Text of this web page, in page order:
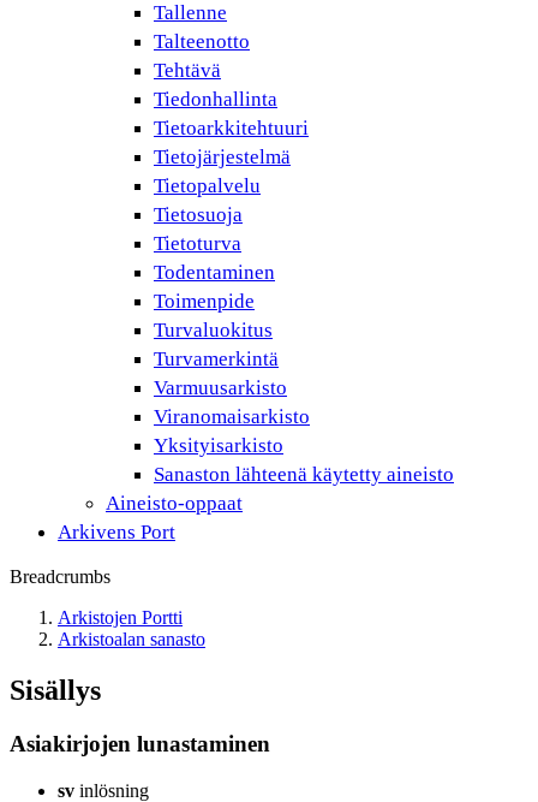
Tallenne
Talteenotto
Tehtävä
Tiedonhallinta
Tietoarkkitehtuuri
Tietojärjestelmä
Tietopalvelu
Tietosuoja
Tietoturva
Todentaminen
Toimenpide
Turvaluokitus
Turvamerkintä
Varmuusarkisto
Viranomaisarkisto
Yksityisarkisto
Sanaston lähteenä käytetty aineisto
Aineisto-oppaat
Arkivens Port
Breadcrumbs
Arkistojen Portti
Arkistoalan sanasto
Sisällys
Asiakirjojen lunastaminen
sv inlösning